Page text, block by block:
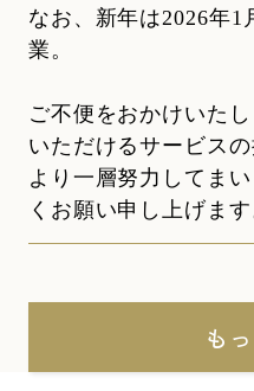
なお、新年は2026年
業。
ご不便をおかけいた
いただけるサービス
より一層努力してま
くお願い申し上げます
産税の
解...
も